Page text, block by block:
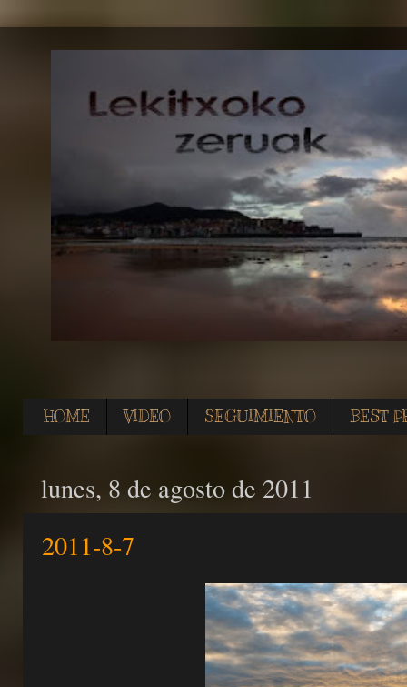
HOME VIDEO SEGUIMIENTO BEST
lunes, 8 de agosto de 2011
2011-8-7